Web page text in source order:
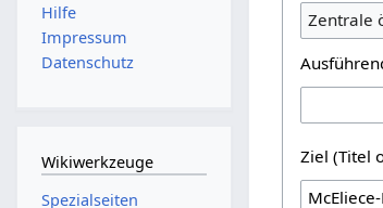
Zentrale
Ziel (Titel
Hilfe
Impressum
Datenschutz
Wikiwerkzeuge
Spezialseiten